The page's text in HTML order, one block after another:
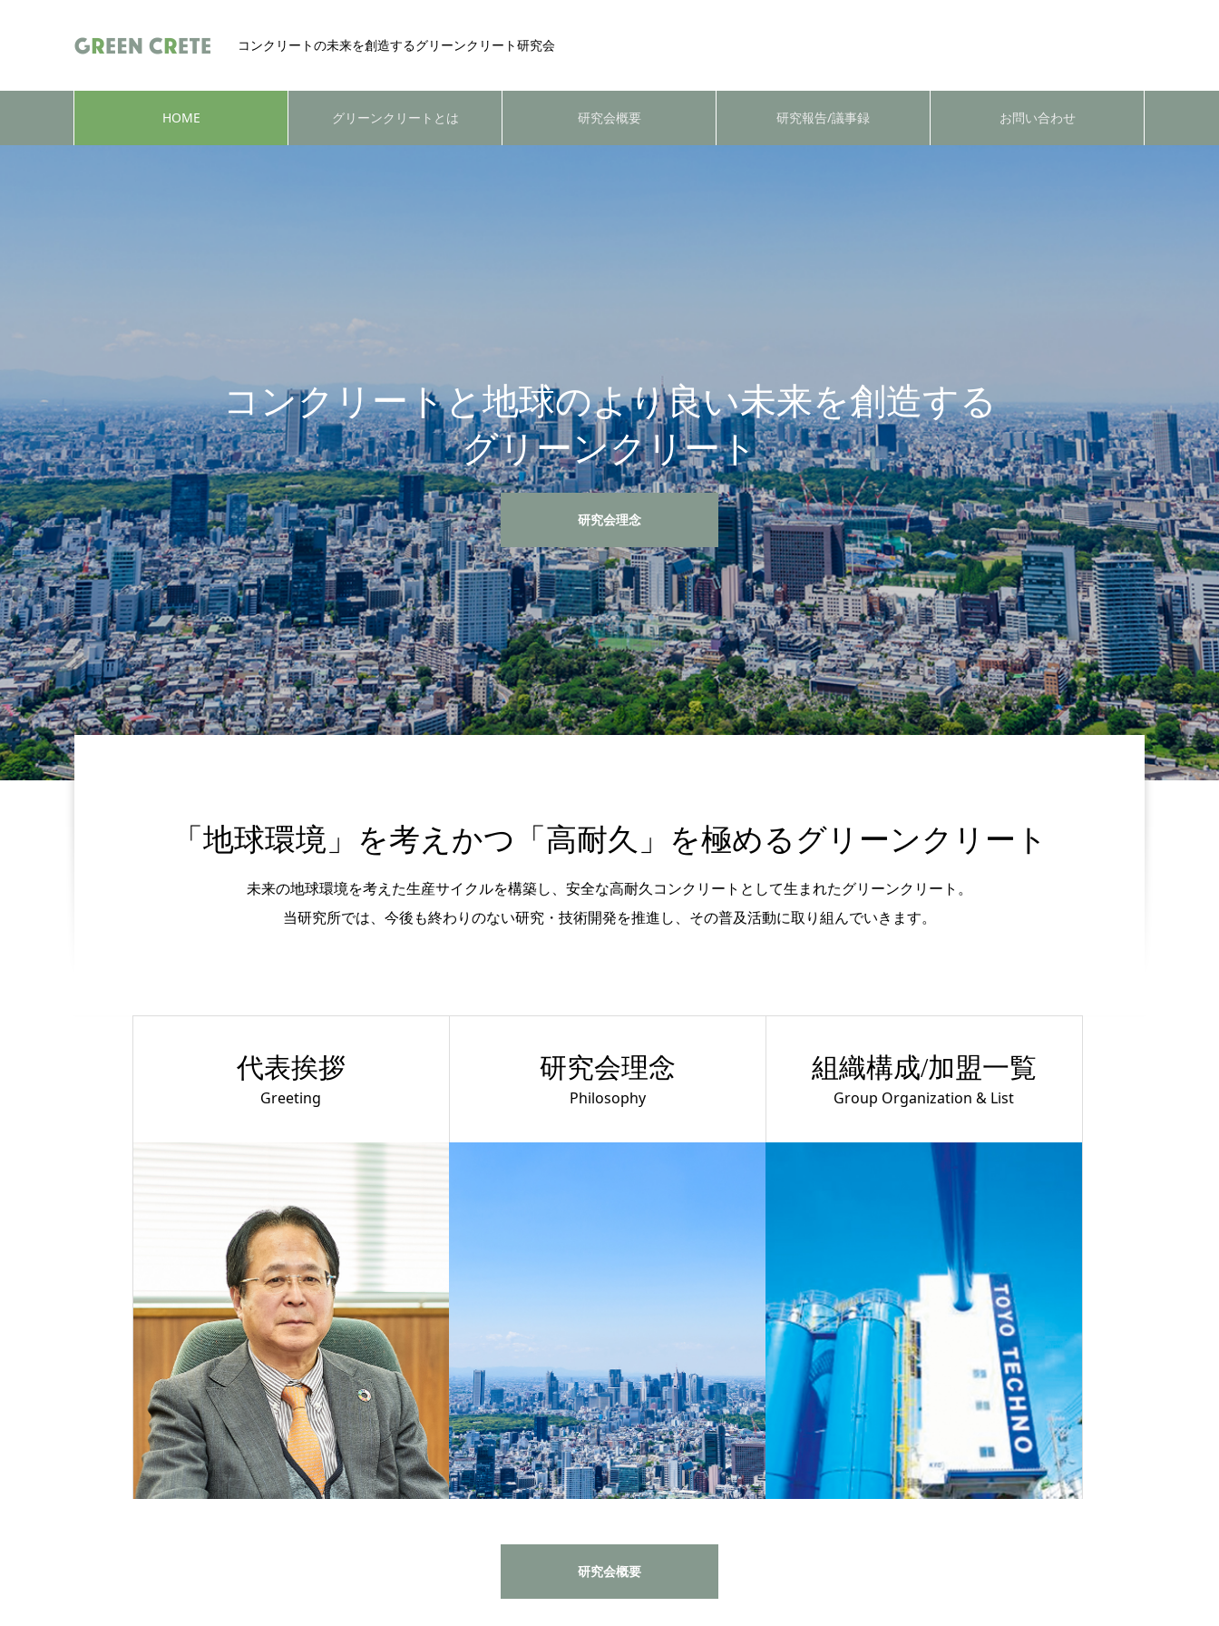
コンクリートの未来を創造するグリーンクリート研究会
HOME グリーンクリートとは 研究会概要 研究報告/議事録 お問い合わせ
コンクリートと地球のより良い未来を創造する
グリーンクリート
研究会理念
「地球環境」を考えかつ「高耐久」を極めるグリーンクリート
未来の地球環境を考えた生産サイクルを構築し、安全な高耐久コンクリートとして生まれたグリーンクリート。
当研究所では、今後も終わりのない研究・技術開発を推進し、その普及活動に取り組んでいきます。
代表挨拶
Greeting
研究会理念
Philosophy
組織構成/加盟一覧
Group Organization & List
研究会概要